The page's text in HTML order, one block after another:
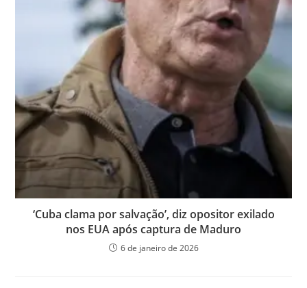
‘Cuba clama por salvação’, diz opositor exilado
nos EUA após captura de Maduro
6 de janeiro de 2026